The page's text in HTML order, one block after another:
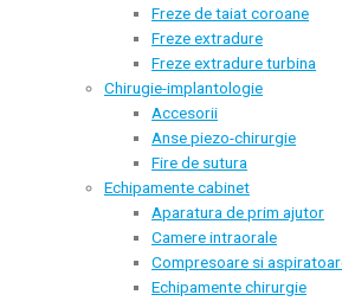
Freze de taiat coroane
Freze extradure
Freze extradure turbina
Chirugie-implantologie
Accesorii
Anse piezo-chirurgie
Fire de sutura
Echipamente cabinet
Aparatura de prim ajutor
Camere intraorale
Compresoare si
Echipamente chirurgie